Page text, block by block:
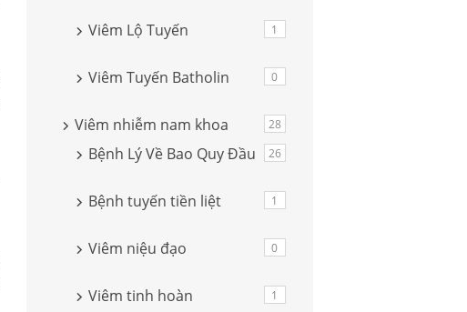
Viêm Lộ Tuyến 1
Viêm Tuyến Batholin 0
Viêm nhiễm nam khoa 28
Bệnh Lý Về Bao Quy Đầu 26
Bệnh tuyến tiền liệt 1
Viêm niệu đạo 0
Viêm tinh hoàn 1